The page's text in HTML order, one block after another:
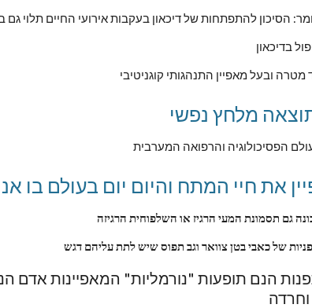
הסיכון להתפתחות של דיכאון בעקבות אירועי החיים תלוי גם
בדיכאון
מטרה ובעל מאפיין התנהגותי קוגניטיבי
הפסיכולוגיה והרפואה המערבית
את חיי המתח והיום יום בעולם בו
גם תסמונת המעי הרגיז או השלפוחית הרגיזה
של כאבי בטן צוואר וגב תפוס שיש לתת עליהם דגש
וחרדה